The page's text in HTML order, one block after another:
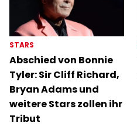
STARS
Abschied von Bonnie
Tyler: Sir Cliff Richard,
Bryan Adams und
weitere Stars zollen ihr
Tribut